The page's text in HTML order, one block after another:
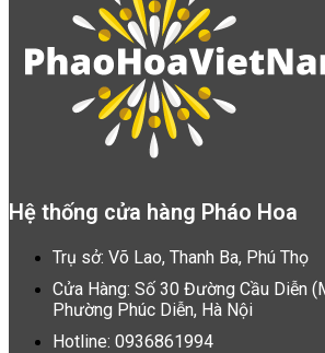
Hệ thống cửa hàng Pháo Hoa
Trụ sở: Võ Lao, Thanh Ba, Phú Thọ
Cửa Hàng: Số 30 Đường Cầu Diễn
Phường Phúc Diễn, Hà Nội
Hotline: 0936861994